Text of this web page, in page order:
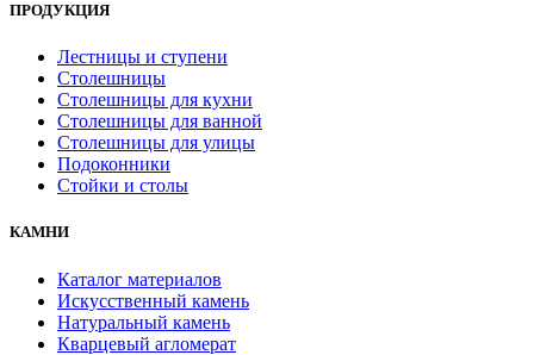
ПРОДУКЦИЯ
Лестницы и ступени
Столешницы
Столешницы для кухни
Столешницы для ванной
Столешницы для улицы
Подоконники
Стойки и столы
КАМНИ
Каталог материалов
Искусственный камень
Натуральный камень
Кварцевый агломерат